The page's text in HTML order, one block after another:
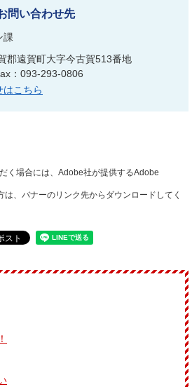
問い合わせ先
課
郡遠賀町大字今古賀513番地
：093-293-0806
はこちら
く場合には、Adobe社が提供するAdobe
、バナーのリンク先からダウンロードしてく